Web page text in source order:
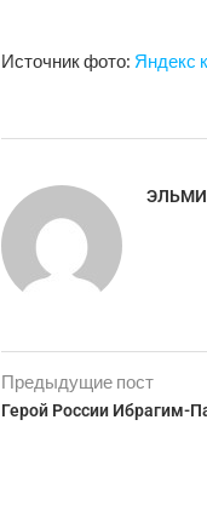
Источник фото: Яндекс
Предыдущие пост
Герой России Ибрагим-